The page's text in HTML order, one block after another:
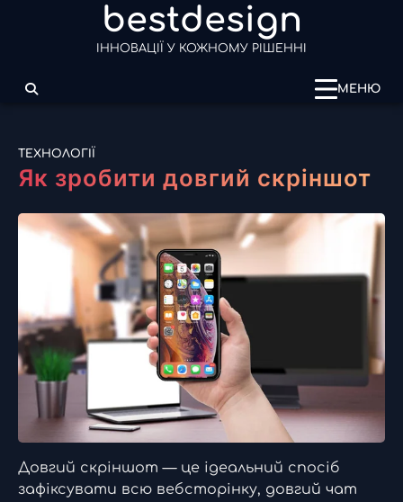
bestdesign
ІННОВАЦІЇ У КОЖНОМУ РІШЕННІ
МЕНЮ
ТЕХНОЛОГІЇ
Як зробити довгий скріншот
Довгий скріншот — це ідеальний спосіб
зафіксувати всю вебсторінку, довгий чат